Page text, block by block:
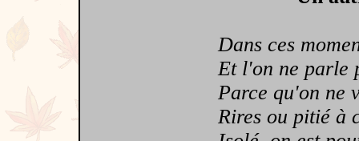
Dans ces
Et l'on ne parle
Parce qu'on ne
Rires ou pitié à